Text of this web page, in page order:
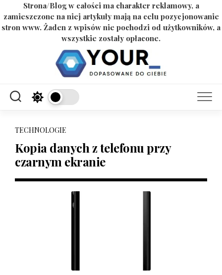
Strona/Blog w całości ma charakter reklamowy, a
zamieszczone na niej artykuły mają na celu pozycjonowanie
stron www. Żaden z wpisów nie pochodzi od użytkowników, a
wszystkie zostały opłacone.
TECHNOLOGIE
Kopia danych z telefonu przy
czarnym ekranie